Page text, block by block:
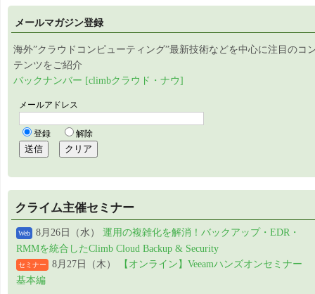
メールマガジン登録
海外”クラウドコンピューティング”最新技術などを中心に注目のコ
テンツをご紹介
バックナンバー [climbクラウド・ナウ]
クライム主催セミナー
Web 8月26日（水） 運用の複雑化を解消！バックアップ・EDR・
RMMを統合したClimb Cloud Backup & Security
セミナー 8月27日（木）
【オンライン】Veeamハンズオンセミナー
基本編